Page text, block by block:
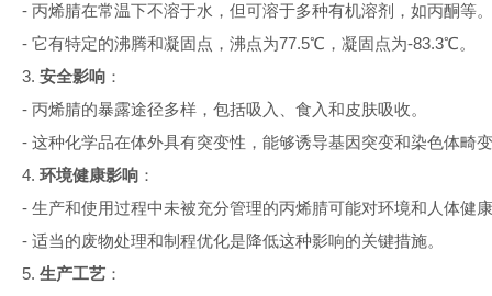
- 丙烯腈在常温下不溶于水，但可溶于多种有机溶剂，如丙酮等。
- 它有特定的沸腾和凝固点，沸点为77.5℃ ，凝固点为-83.3℃。
3. 安全影响 ：
- 丙烯腈的暴露途径多样，包括吸入、食入和皮肤吸收。
- 这种化学品在体外具有突变性，能够诱导基因突变和染色体畸
4. 环境健康影响 ：
- 生产和使用过程中未被充分管理的丙烯腈可能对环境和人体健
- 适当的废物处理和制程优化是降低这种影响的关键措施。
5. 生产工艺 ：